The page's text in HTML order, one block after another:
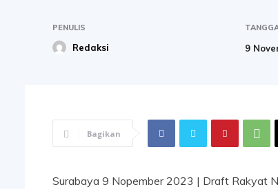
PENULIS
Redaksi 9
Bagikan
Surabaya 9 Nopember 2023 | Draft Rakyat